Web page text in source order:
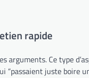
rapide
Ce type
“passaient juste boire